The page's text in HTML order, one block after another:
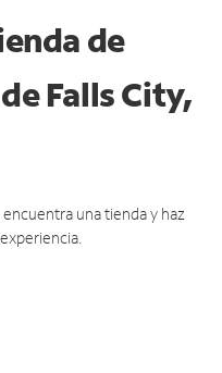
de
Falls City,
una tienda y haz